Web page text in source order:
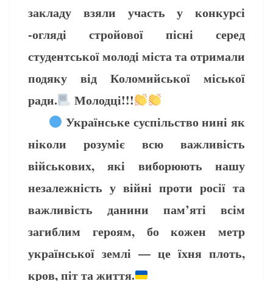
закладу взяли участь у конкурсі
-огляді стройової пісні серед
студентської молоді міста та отримали
подяку від Коломийської міської
ради.
Молодці!!!
Українське суспільство нині як
ніколи розуміє всю важливість
військових, які виборюють нашу
незалежність у війні проти росії та
важливість данини пам’яті всім
загиблим героям, бо кожен метр
української землі — це їхня плоть,
кров, піт та життя.